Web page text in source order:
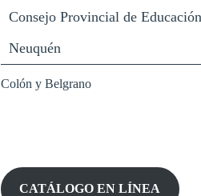
Consejo Provincial de
Neuquén
Colón y Belgrano
CATÁLOGO EN LÍNEA